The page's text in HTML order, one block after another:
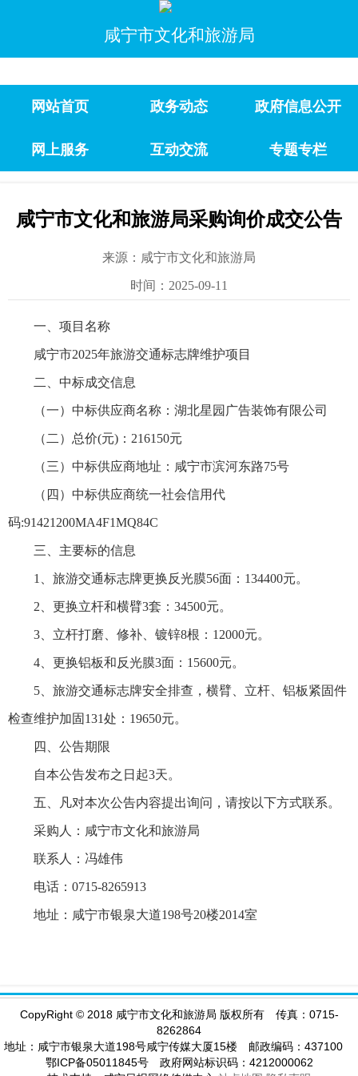
咸宁市文化和旅游局
网站首页 政务动态 政府信息公开
网上服务 互动交流 专题专栏
咸宁市文化和旅游局采购询价成交公告
来源：咸宁市文化和旅游局
时间：2025-09-11
一、项目名称
咸宁市2025年旅游交通标志牌维护项目
二、中标成交信息
（一）中标供应商名称：湖北星园广告装饰有限公司
（二）总价(元)：216150元
（三）中标供应商地址：咸宁市滨河东路75号
（四）中标供应商统一社会信用代
码:91421200MA4F1MQ84C
三、主要标的信息
1、旅游交通标志牌更换反光膜56面：134400元。
2、更换立杆和横臂3套：34500元。
3、立杆打磨、修补、镀锌8根：12000元。
4、更换铝板和反光膜3面：15600元。
5、旅游交通标志牌安全排查，横臂、立杆、铝板紧固件
检查维护加固131处：19650元。
四、公告期限
自本公告发布之日起3天。
五、凡对本次公告内容提出询问，请按以下方式联系。
采购人：咸宁市文化和旅游局
联系人：冯雄伟
电话：0715-8265913
地址：咸宁市银泉大道198号20楼2014室
CopyRight ©2018 咸宁市文化和旅游局 版权所有 传真：0715-
8262864
地址：咸宁市银泉大道198号咸宁传媒大厦15楼 邮政编码：437100
鄂ICP备05011845号 政府网站标识码：4212000062